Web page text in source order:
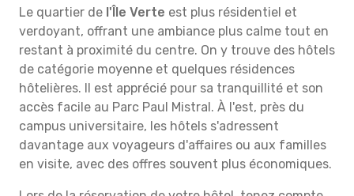
Le quartier de l'Île Verte est plus résidentiel et
verdoyant, offrant une ambiance plus calme tout en
restant à proximité du centre. On y trouve des hôtels
de catégorie moyenne et quelques résidences
hôtelières. Il est apprécié pour sa tranquillité et son
accès facile au Parc Paul Mistral. À l'est, près du
campus universitaire, les hôtels s'adressent
davantage aux voyageurs d'affaires ou aux familles
en visite, avec des offres souvent plus économiques.